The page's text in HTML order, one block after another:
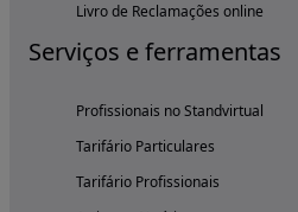
Livro de Reclamações online
Serviços e ferramentas
Profissionais no Standvirtual
Tarifário Particulares
Tarifário Profissionais